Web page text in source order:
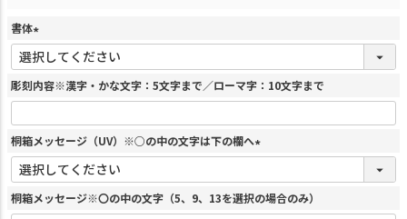
書体
(
必
須
)
彫刻内容※漢字・かな文字：5文字まで／ローマ字：10文字まで
桐箱メッセージ（UV）※○の中の文字は下の欄へ
(
須
)
桐箱メッセージ※〇の中の文字（5、9、13を選択の場合のみ）